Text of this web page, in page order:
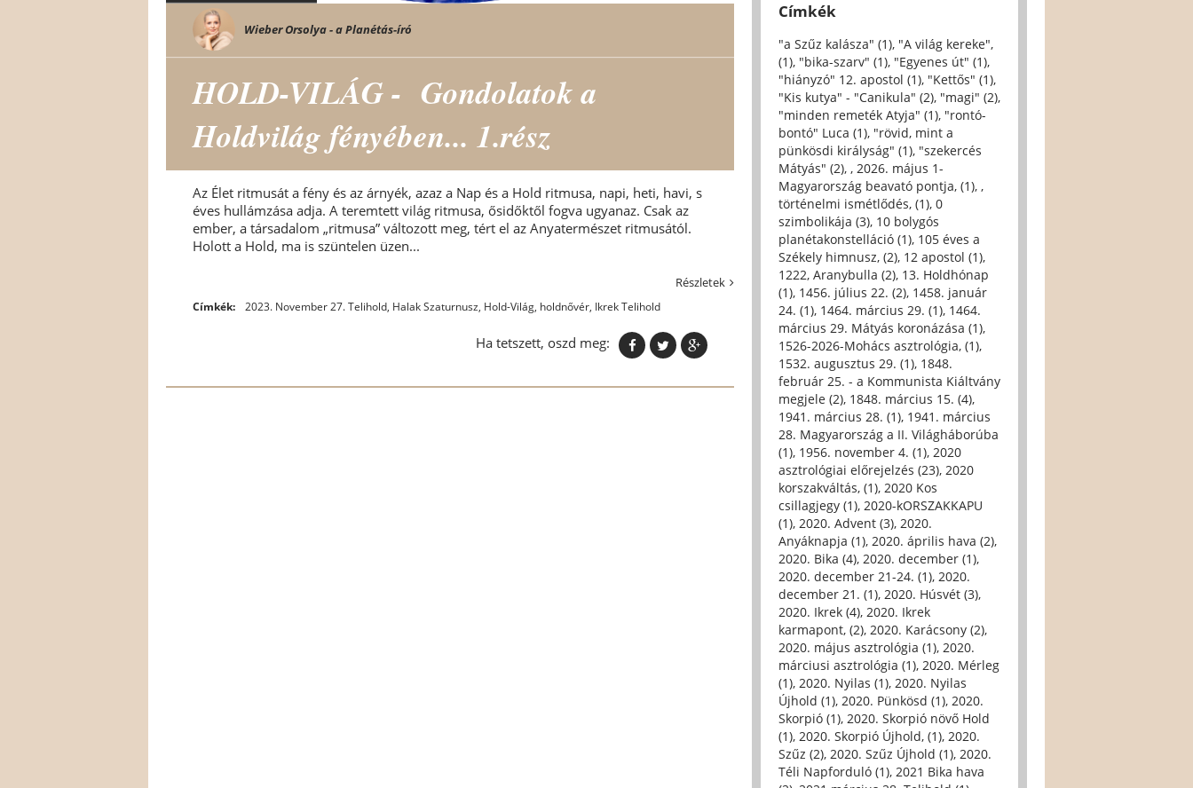
Wieber Orsolya - a Planétás-író
HOLD-VILÁG - Gondolatok a
Holdvilág fényében... 1.rész
Az Élet ritmusát a fény és az árnyék, azaz a Nap és a Hold ritmusa, napi, heti, havi, s
éves hullámzása adja. A teremtett világ ritmusa, ősidőktől fogva ugyanaz. Csak az
ember, a társadalom „ritmusa” változott meg, tért el az Anyatermészet ritmusától.
Holott a Hold, ma is szüntelen üzen...
Részletek
Címkék: 2023. November 27. Telihold, Halak Szaturnusz, Hold-Világ, holdnővér, Ikrek Telihold
Ha tetszett, oszd meg:
Címkék
"a Szűz kalásza" (1), "A világ kereke",
(1), "bika-szarv" (1), "Egyenes út" (1),
"hiányzó" 12. apostol (1), "Kettős" (1),
"Kis kutya" - "Canikula" (2), "magi" (2),
"minden remeték Atyja" (1), "rontó-
bontó" Luca (1), "rövid, mint a
pünkösdi királyság" (1), "szekercés
Mátyás" (2), , 2026. május 1-
Magyarország beavató pontja, (1), ,
történelmi ismétlődés, (1), 0
szimbolikája (3), 10 bolygós
planétakonstelláció (1), 105 éves a
Székely himnusz, (2), 12 apostol (1),
1222, Aranybulla (2), 13. Holdhónap
(1), 1456. július 22. (2), 1458. január
24. (1), 1464. március 29. (1), 1464.
március 29. Mátyás koronázása (1),
1526-2026-Mohács asztrológia, (1),
1532. augusztus 29. (1), 1848.
február 25. - a Kommunista Kiáltvány
megjele (2), 1848. március 15. (4),
1941. március 28. (1), 1941. március
28. Magyarország a II. Világháborúba
(1), 1956. november 4. (1), 2020
asztrológiai előrejelzés (23), 2020
korszakváltás, (1), 2020 Kos
csillagjegy (1), 2020-kORSZAKKAPU
(1), 2020. Advent (3), 2020.
Anyáknapja (1), 2020. április hava (2),
2020. Bika (4), 2020. december (1),
2020. december 21-24. (1), 2020.
december 21. (1), 2020. Húsvét (3),
2020. Ikrek (4), 2020. Ikrek
karmapont, (2), 2020. Karácsony (2),
2020. május asztrológia (1), 2020.
márciusi asztrológia (1), 2020. Mérleg
(1), 2020. Nyilas (1), 2020. Nyilas
Újhold (1), 2020. Pünkösd (1), 2020.
Skorpió (1), 2020. Skorpió növő Hold
(1), 2020. Skorpió Újhold, (1), 2020.
Szűz (2), 2020. Szűz Újhold (1), 2020.
Téli Napforduló (1), 2021 Bika hava